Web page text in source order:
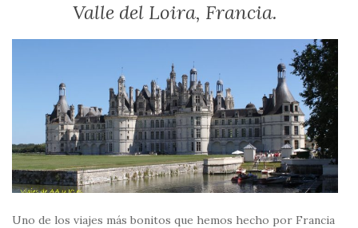
Valle del Loira, Francia.
Uno de los viajes más bonitos que hemos hecho por Francia